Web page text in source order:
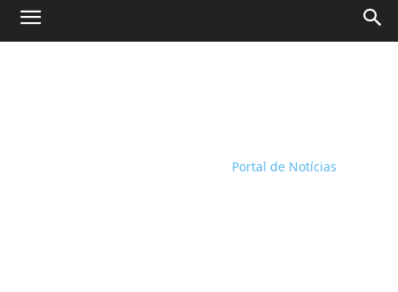
Portal de Notícias